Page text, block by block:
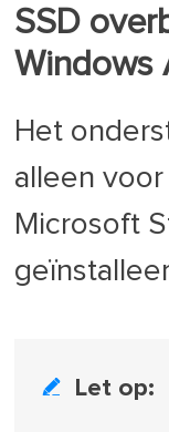
SSD
Windows
Het
alleen
Microsoft
 Let op: